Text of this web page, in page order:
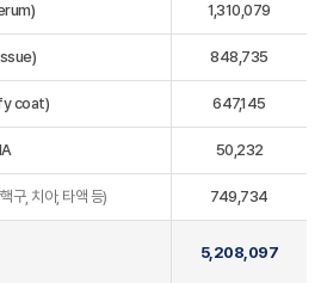
1,310,079
848,735
coat) 647,145
50,232
구, 치아, 타액 등) 749,734
5,208,097